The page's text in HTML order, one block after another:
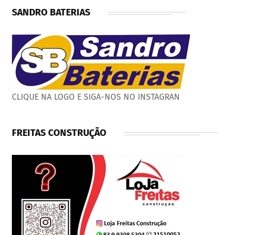
SANDRO BATERIAS
CLIQUE NA LOGO E SIGA-NOS NO INSTAGRAN
FREITAS CONSTRUÇÃO